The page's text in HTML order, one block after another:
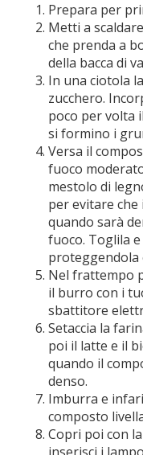
Prepara per
Metti a
che prenda a
della bacca di
In una ciotola
zucchero.
poco per volta
si formino i
Versa il
fuoco
mestolo di
per evitare che
quando sarà
fuoco. Toglila
proteggendola
Nel frattempo
il burro con i
sbattitore
Setaccia la
poi il latte e il
quando il
denso.
Imburra e
composto
Copri poi con